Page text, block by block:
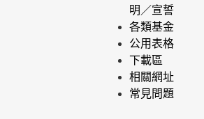
明／宣誓
各類基金
公用表格
下載區
相關網址
常見問題